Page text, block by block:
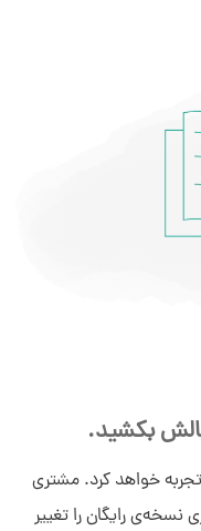
خواهد کرد. مشتری
نسخه‌ی رایگان را تغییر